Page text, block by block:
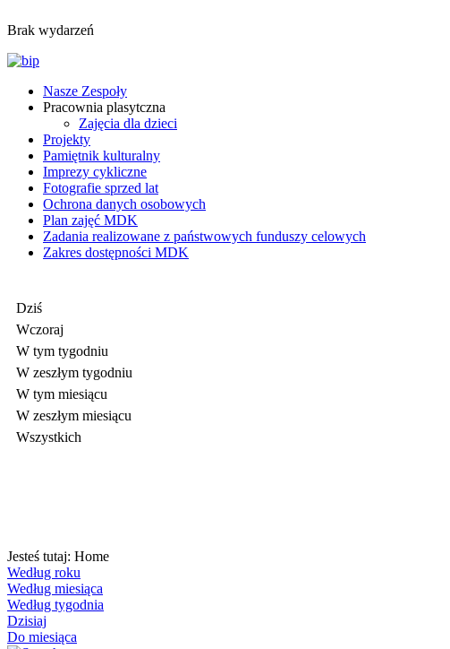
Brak wydarzeń
Nasze Zespoły
Pracownia plasytczna
Zajęcia dla dzieci
Projekty
Pamiętnik kulturalny
Imprezy cykliczne
Fotografie sprzed lat
Ochrona danych osobowych
Plan zajęć MDK
Zadania realizowane z państwowych funduszy celowych
Zakres dostępności MDK
Dziś
Wczoraj
W tym tygodniu
W zeszłym tygodniu
W tym miesiącu
W zeszłym miesiącu
Wszystkich
Jesteś tutaj: Home
Według roku
Według miesiąca
Według tygodnia
Dzisiaj
Do miesiąca